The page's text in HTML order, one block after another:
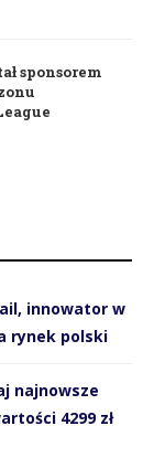
sponsorem
innowator w
rynek polski
najnowsze
4299 zł